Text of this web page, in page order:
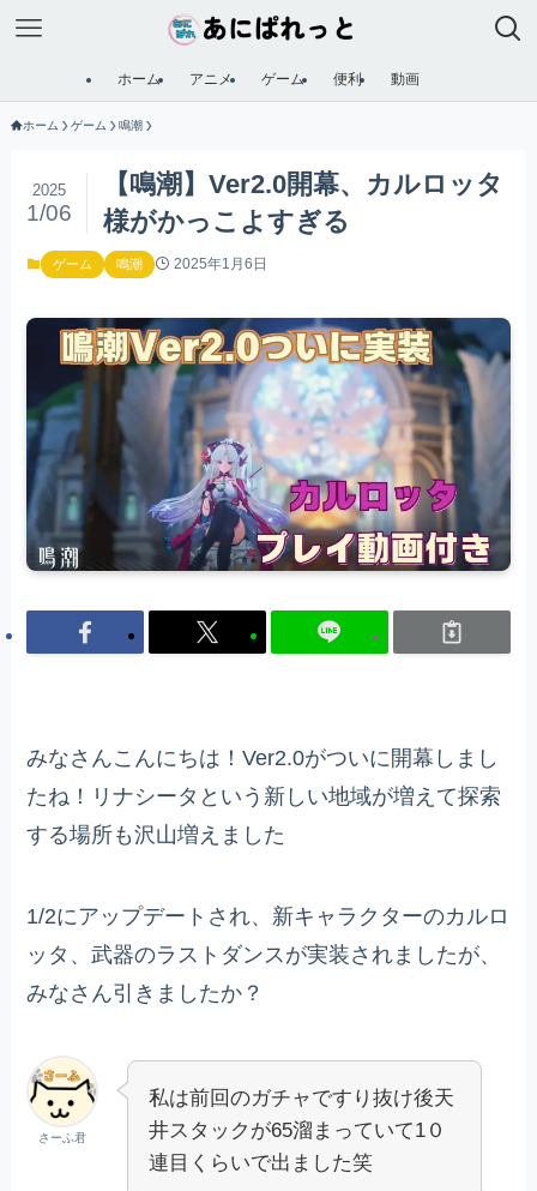
ホーム アニメ ゲーム 便利 動画
ホーム ゲーム 鳴潮
【鳴潮】Ver2.0開幕、カルロッタ
様がかっこよすぎる
2025
1/06
ゲーム 鳴潮 2025年1月6日
みなさんこんにちは！Ver2.0がついに開幕しまし
たね！リナシータという新しい地域が増えて探索
する場所も沢山増えました
1/2にアップデートされ、新キャラクターのカルロ
ッタ、武器のラストダンスが実装されましたが、
みなさん引きましたか？
さーふ君
私は前回のガチャですり抜け後天
井スタックが65溜まっていて1０
連目くらいで出ました笑